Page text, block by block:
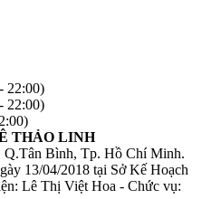
22:00)
22:00)
THẢO LINH
Q.Tân Bình, Tp. Hồ Chí Minh.
13/04/2018 tại Sở Kế Hoạch
Lê Thị Việt Hoa - Chức vụ: